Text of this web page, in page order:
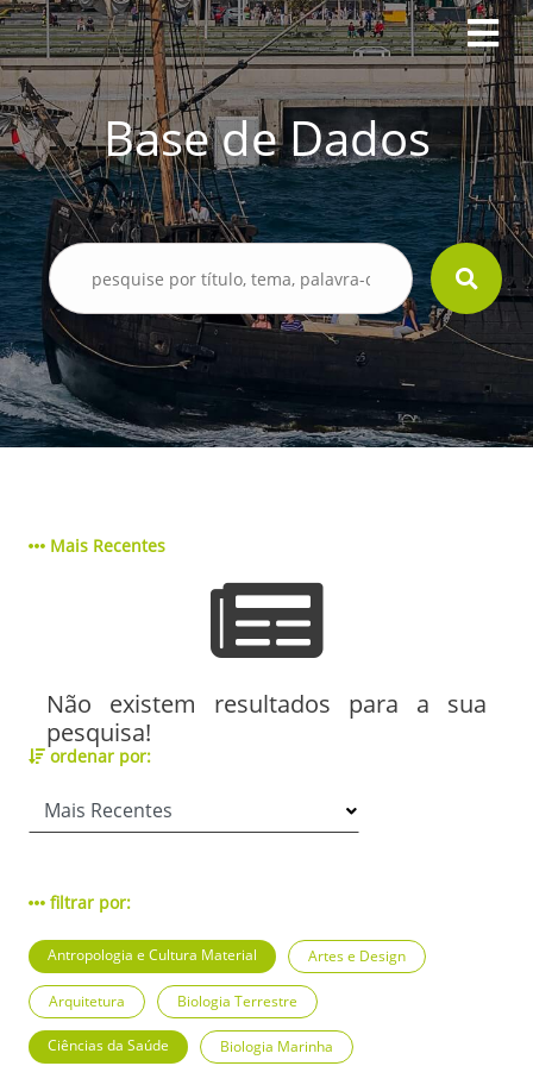
Base de Dados
Mais Recentes
Não existem resultados para a sua
pesquisa!
ordenar por:
filtrar por:
Antropologia e Cultura Material Artes e Design
Arquitetura Biologia Terrestre
Ciências da Saúde Biologia Marinha